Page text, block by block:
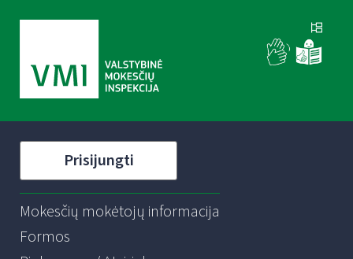
Prisijungti
Mokesčių mokėtojų informacija
Formos